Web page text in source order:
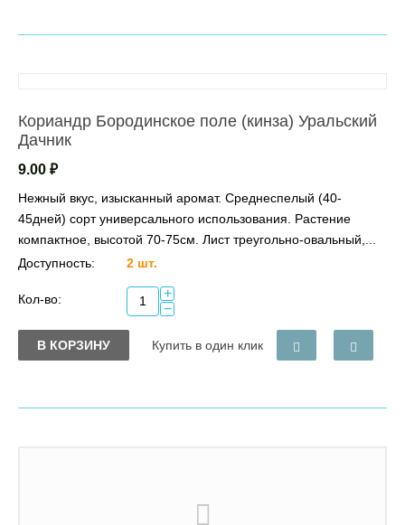
Кориандр Бородинское поле (кинза) Уральский
Дачник
9.00 ₽
Нежный вкус, изысканный аромат. Среднеспелый (40-
45дней) сорт универсального использования. Растение
компактное, высотой 70-75см. Лист треугольно-овальный,...
Доступность:
2 шт.
Кол-во:
+
−
В КОРЗИНУ Купить в один клик